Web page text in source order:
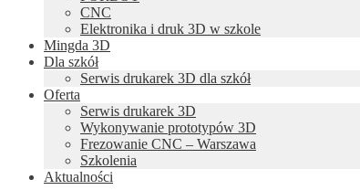
CNC
Elektronika i druk 3D w szkole
Mingda 3D
Dla szkół
Serwis drukarek 3D dla szkół
Oferta
Serwis drukarek 3D
Wykonywanie prototypów 3D
Frezowanie CNC – Warszawa
Szkolenia
Aktualności